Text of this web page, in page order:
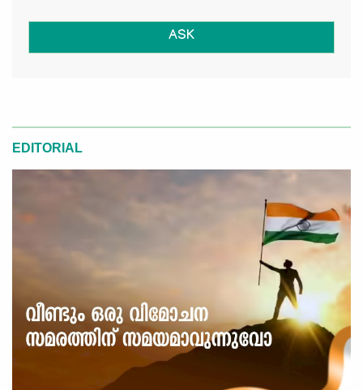
ASK
EDITORIAL